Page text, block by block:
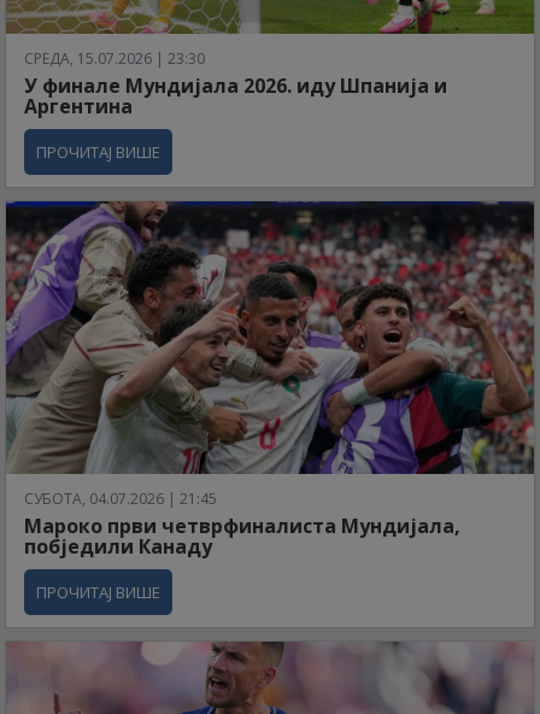
СРЕДА, 15.07.2026 | 23:30
У финале Мундијала 2026. иду Шпанија и
Аргентина
ПРОЧИТАЈ ВИШЕ
СУБОТА, 04.07.2026 | 21:45
Мароко први четврфиналиста Мундијала,
побједили Канаду
ПРОЧИТАЈ ВИШЕ